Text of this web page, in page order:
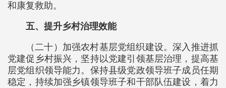
和康复救助。
五、提升乡村治理效能
（二十）加强农村基层党组织建设。深入推进抓
党建促乡村振兴，坚持以党建引领基层治理，提高基
层党组织领导能力。保持县级党政领导班子成员任期
稳定，持续加强乡镇领导班子和干部队伍建设，着力